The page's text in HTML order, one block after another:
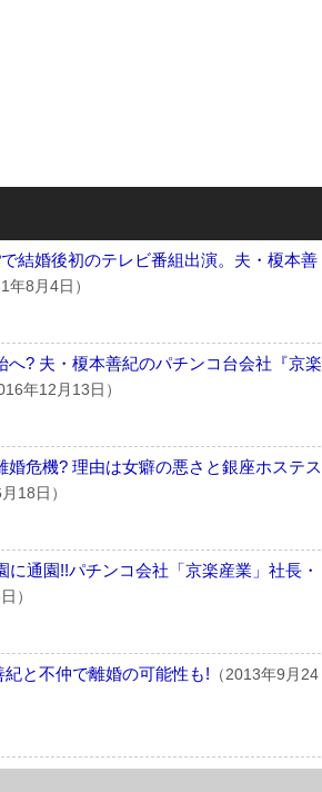
結婚後初のテレビ番組出演。夫・榎本善
年8月4日）
? 夫・榎本善紀のパチンコ台会社『京楽
年12月13日）
危機? 理由は女癖の悪さと銀座ホステス
18日）
通園!!パチンコ会社「京楽産業」社長・
）
と不仲で離婚の可能性も! （2013年9月24